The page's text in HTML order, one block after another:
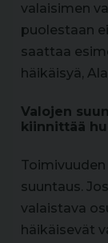
valaisimen
puolestaan
saattaa
häikäisyä,
Valojen
kiinnittää
suuntaus.
valaistava
häikäisevät